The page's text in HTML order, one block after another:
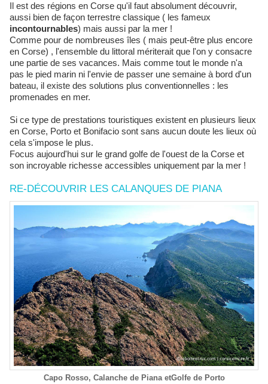
Il est des régions en Corse qu'il faut absolument découvrir,
aussi bien de façon terrestre classique ( les fameux
incontournables) mais aussi par la mer !
Comme pour de nombreuses îles ( mais peut-être plus encore
en Corse) , l'ensemble du littoral mériterait que l'on y consacre
une partie de ses vacances. Mais comme tout le monde n'a
pas le pied marin ni l'envie de passer une semaine à bord d'un
bateau, il existe des solutions plus conventionnelles : les
promenades en mer.
Si ce type de prestations touristiques existent en plusieurs lieux
en Corse, Porto et Bonifacio sont sans aucun doute les lieux où
cela s'impose le plus.
Focus aujourd'hui sur le grand golfe de l'ouest de la Corse et
son incroyable richesse accessibles uniquement par la mer !
RE-DÉCOUVRIR LES CALANQUES DE PIANA
Capo Rosso, Calanche de Piana etGolfe de Porto